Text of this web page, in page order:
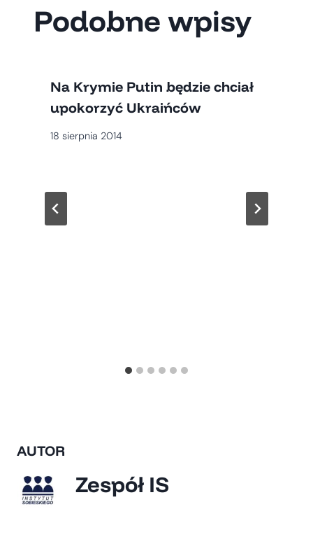
Podobne wpisy
Na Krymie Putin będzie chciał
upokorzyć Ukraińców
18 sierpnia 2014
AUTOR
Zespół IS